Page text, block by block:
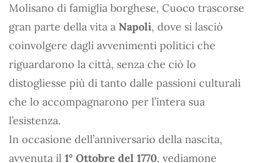
Molisano di famiglia borghese, Cuoco trascorse
gran parte della vita a Napoli, dove si lasciò
coinvolgere dagli avvenimenti politici che
riguardarono la città, senza che ciò lo
distogliesse più di tanto dalle passioni culturali
che lo accompagnarono per l’intera sua
l’esistenza.
In occasione dell’anniversario della nascita,
avvenuta il 1° Ottobre del 1770, vediamone